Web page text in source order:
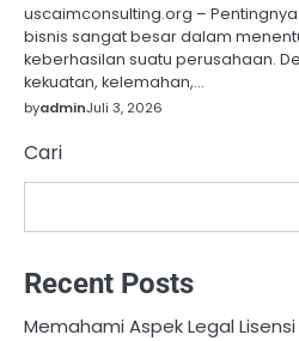
uscaimconsulting.org –
bisnis sangat besar dalam
keberhasilan suatu perusahaan.
kekuatan, kelemahan,…
byadminJuli 3, 2026
Cari
Recent Posts
Memahami Aspek Legal